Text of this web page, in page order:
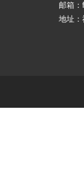
邮箱
地址